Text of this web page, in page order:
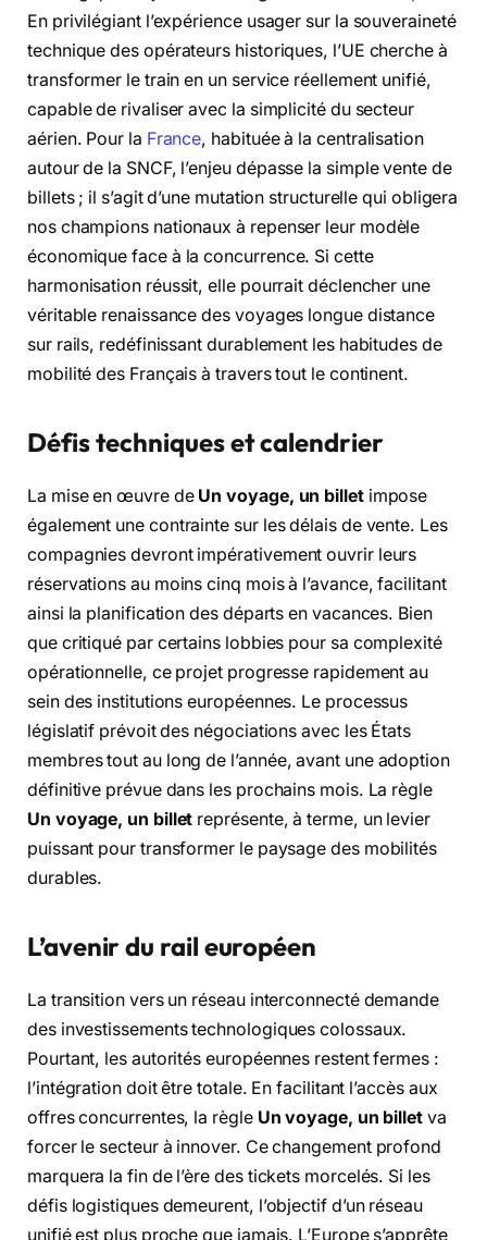
En privilégiant l’expérience usager sur la souveraineté
technique des opérateurs historiques, l’UE cherche à
transformer le train en un service réellement unifié,
capable de rivaliser avec la simplicité du secteur
aérien. Pour la France, habituée à la centralisation
autour de la SNCF, l’enjeu dépasse la simple vente de
billets ; il s’agit d’une mutation structurelle qui obligera
nos champions nationaux à repenser leur modèle
économique face à la concurrence. Si cette
harmonisation réussit, elle pourrait déclencher une
véritable renaissance des voyages longue distance
sur rails, redéfinissant durablement les habitudes de
mobilité des Français à travers tout le continent.
Défis techniques et calendrier
La mise en œuvre de Un voyage, un billetimpose
également une contrainte sur les délais de vente. Les
compagnies devront impérativement ouvrir leurs
réservations au moins cinq mois à l’avance, facilitant
ainsi la planification des départs en vacances. Bien
que critiqué par certains lobbies pour sa complexité
opérationnelle, ce projet progresse rapidement au
sein des institutions européennes. Le processus
législatif prévoit des négociations avec les États
membres tout au long de l’année, avant une adoption
définitive prévue dans les prochains mois. La règle
Un voyage, un billet représente, à terme, un levier
puissant pour transformer le paysage des mobilités
durables.
L’avenir du rail européen
La transition vers un réseau interconnecté demande
des investissements technologiques colossaux.
Pourtant, les autorités européennes restent fermes :
l’intégration doit être totale. En facilitant l’accès aux
offres concurrentes, la règle Un voyage, un billet va
forcer le secteur à innover. Ce changement profond
marquera la fin de l’ère des tickets morcelés. Si les
défis logistiques demeurent, l’objectif d’un réseau
unifié est plus proche que jamais. L’Europe s’apprête